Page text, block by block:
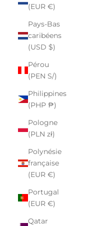
(EUR €)
Pays-Bas
caribéens
(USD $)
Pérou
(PEN S/)
Philippines
(PHP ₱)
Pologne
(PLN zł)
Polynésie
française
(EUR €)
Portugal
(EUR €)
Qatar